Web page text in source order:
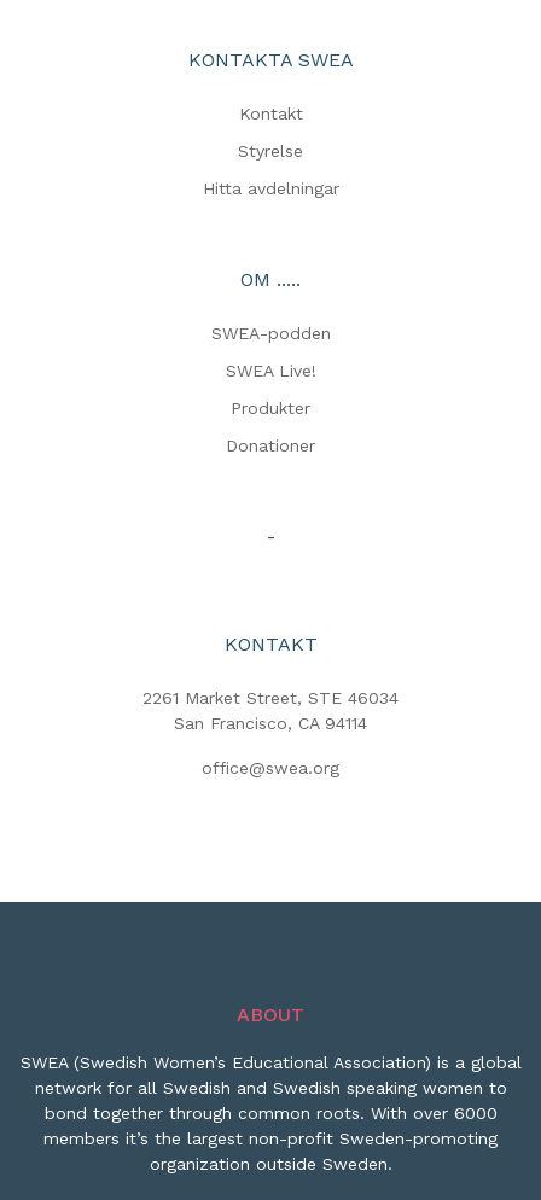
KONTAKTA SWEA
Kontakt
Styrelse
Hitta avdelningar
OM .....
SWEA-podden
SWEA Live!
Produkter
Donationer
-
KONTAKT
2261 Market Street, STE 46034
San Francisco, CA 94114
office@swea.org
ABOUT
SWEA (Swedish Women’s Educational Association) is a global
network for all Swedish and Swedish speaking women to
bond together through common roots. With over 6000
members it’s the largest non-profit Sweden-promoting
organization outside Sweden.